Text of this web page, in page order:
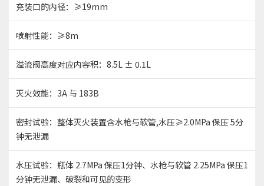
充装口的内径：≥19mm
喷射性能：≥8m
溢流阀高度对应内容积：8.5L ± 0.1L
灭火效能：3A 与 183B
密封试验：整体灭火装置含水枪与软管,水压≥2.0MPa 保压 5分
钟无泄漏
水压试验：瓶体 2.7MPa 保压1分钟、水枪与软管 2.25MPa 保压1
分钟无泄漏、破裂和可见的变形